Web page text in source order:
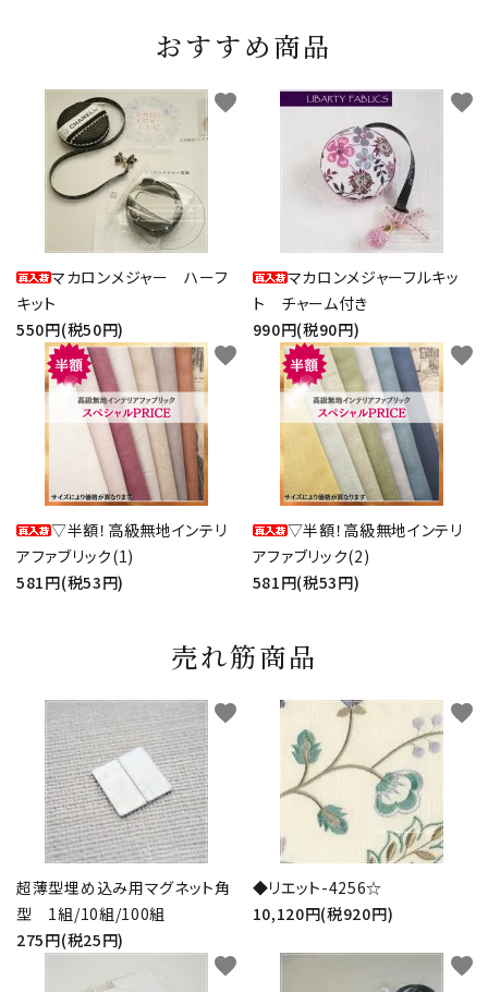
おすすめ商品
マカロンメジャー ハーフ
キット
550円(税50円)
favorite
マカロンメジャーフルキッ
ト チャーム付き
990円(税90円)
favorite
▽半額！高級無地インテリ
アファブリック(1)
581円(税53円)
favorite
▽半額！高級無地インテリ
アファブリック(2)
581円(税53円)
favorite
売れ筋商品
超薄型埋め込み用マグネット角
型 1組/10組/100組
275円(税25円)
favorite
◆リエット-4256☆
10,120円(税920円)
favorite
favorite favorite